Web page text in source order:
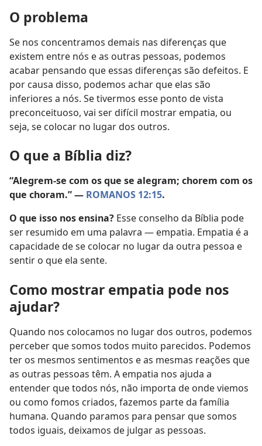
O problema
Se nos concentramos demais nas diferenças que
existem entre nós e as outras pessoas, podemos
acabar pensando que essas diferenças são defeitos. E
por causa disso, podemos achar que elas são
inferiores a nós. Se tivermos esse ponto de vista
preconceituoso, vai ser difícil mostrar empatia, ou
seja, se colocar no lugar dos outros.
O que a Bíblia diz?
“Alegrem-se com os que se alegram; chorem com os
que choram.” — ROMANOS 12:15.
O que isso nos ensina? Esse conselho da Bíblia pode
ser resumido em uma palavra — empatia. Empatia é a
capacidade de se colocar no lugar da outra pessoa e
sentir o que ela sente.
Como mostrar empatia pode nos
ajudar?
Quando nos colocamos no lugar dos outros, podemos
perceber que somos todos muito parecidos. Podemos
ter os mesmos sentimentos e as mesmas reações que
as outras pessoas têm. A empatia nos ajuda a
entender que todos nós, não importa de onde viemos
ou como fomos criados, fazemos parte da família
humana. Quando paramos para pensar que somos
todos iguais, deixamos de julgar as pessoas.